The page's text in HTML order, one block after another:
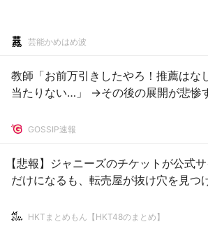
芸能かめはめ波
教師「お前万引きしたやろ！推薦はな
当たりない…」 →その後の展開が悲惨
GOSSIP速報
【悲報】ジャニーズのチケットが公式
だけになるも、転売屋が抜け穴を見つ
HKTまとめもん【HKT48のまとめ】